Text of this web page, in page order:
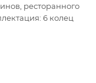
ресторанного
6 колец